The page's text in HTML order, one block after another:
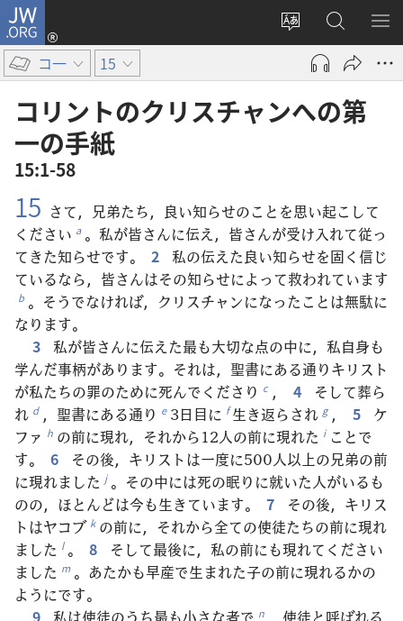
JW.ORG
サ
ト
の
言
え
る
ロ
グ
ン
（新
し
で
開
く）
JW.ORG
の
検
索
メ
を
コ一 15
コリント​の​クリスチャン​へ​の​第​
一​の​手紙
15:1-58
15 さて，兄弟たち，良い知らせのことを思い起こして
ください a 。私が皆さんに伝え，皆さんが受け入れて従っ
てきた知らせです。
2
私の伝えた良い知らせを固く信じ
ているなら，皆さんはその知らせによって救われています
b 。そうでなければ，クリスチャンになったことは無駄に
なります。
3
私が皆さんに伝えた最も大切な点の中に，私自身も
学んだ事柄があります。それは，聖書にある通りキリスト
が私たちの罪のために死んでくださり c ， 4
そして葬ら
れ d ，聖書にある通り e 3日目に f 生き返らされ g ， 5
ケ
ファ h の前に現れ，それから12人の前に現れた i ことで
す。
6
その後，キリストは一度に500人以上の兄弟の前
に現れました j 。その中には死の眠りに就いた人がいるも
のの，ほとんどは今も生きています。
7
その後，キリス
トはヤコブ k の前に，それから全ての使徒たちの前に現れ
ました l 。 8
そして最後に，私の前にも現れてください
ました m 。あたかも早産で生まれた子の前に現れるかの
ようにです。
9
私は使徒のうち最も小さな者で n ，使徒と呼ばれる